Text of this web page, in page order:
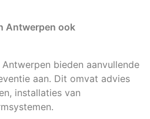
Antwerpen ook
bieden aanvullende
aan. Dit omvat advies
installaties van